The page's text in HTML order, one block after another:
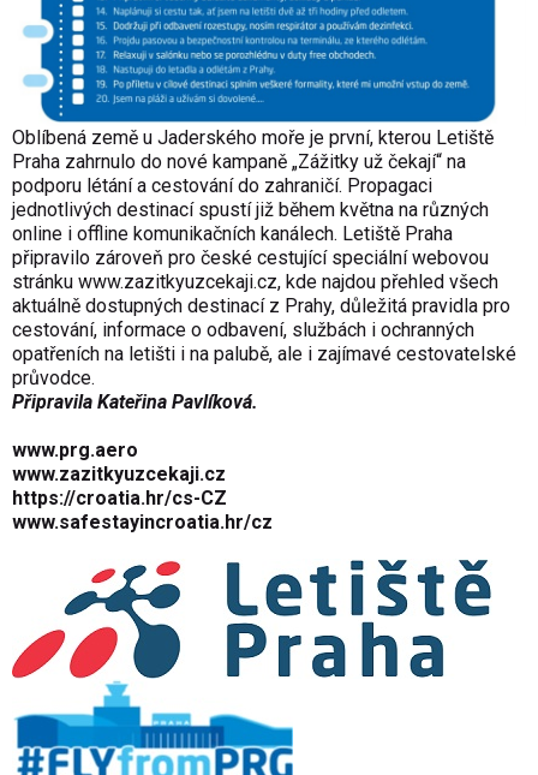
Oblíbená země u Jaderského moře je první, kterou Letiště
Praha zahrnulo do nové kampaně „Zážitky už čekají“ na
podporu létání a cestování do zahraničí. Propagaci
jednotlivých destinací spustí již během května na různých
online i offline komunikačních kanálech. Letiště Praha
připravilo zároveň pro české cestující speciální webovou
stránku www.zazitkyuzcekaji.cz, kde najdou přehled všech
aktuálně dostupných destinací z Prahy, důležitá pravidla pro
cestování, informace o odbavení, službách i ochranných
opatřeních na letišti i na palubě, ale i zajímavé cestovatelské
průvodce.
Připravila Kateřina Pavlíková.
www.prg.aero
www.zazitkyuzcekaji.cz
https://croatia.hr/cs-CZ
www.safestayincroatia.hr/cz